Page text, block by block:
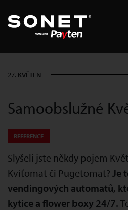
27. KVĚTEN
Samoobslužné
REFERENCE
Slyšeli jste někdy pojem
Kvíťomat či Pugetomat? Je
vendingových automatů,
kytice a flower boxy 24/7.